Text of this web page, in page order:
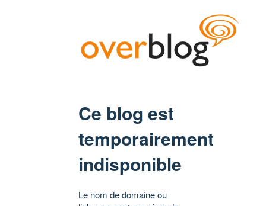
Ce blog est
temporairement
indisponible
Le nom de domaine ou